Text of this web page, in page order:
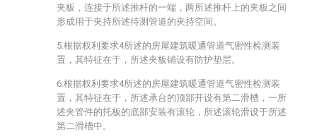
夹板，连接于所述推杆的一端，两所述推杆上的夹板之间
形成用于夹持所述待测管道的夹持空间。
5.根据权利要求4所述的房屋建筑暖通管道气密性检测装
置，其特征在于，所述夹板铺设有防护垫层。
6.根据权利要求4所述的房屋建筑暖通管道气密性检测装
置，其特征在于，所述承台的顶部开设有第二滑槽，一所
述夹管件的托板的底部安装有滚轮，所述滚轮滑设于所述
第二滑槽中。